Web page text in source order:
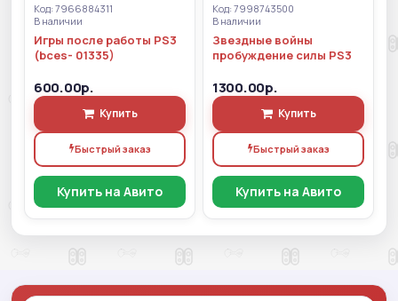
Код: 7966884311
В наличии
Игры после работы PS3
(bces- 01335)
600.00р.
Купить
Быстрый заказ
Купить на Авито
Код: 7998743500
В наличии
Звездные войны
пробуждение силы PS3
1300.00р.
Купить
Быстрый заказ
Купить на Авито